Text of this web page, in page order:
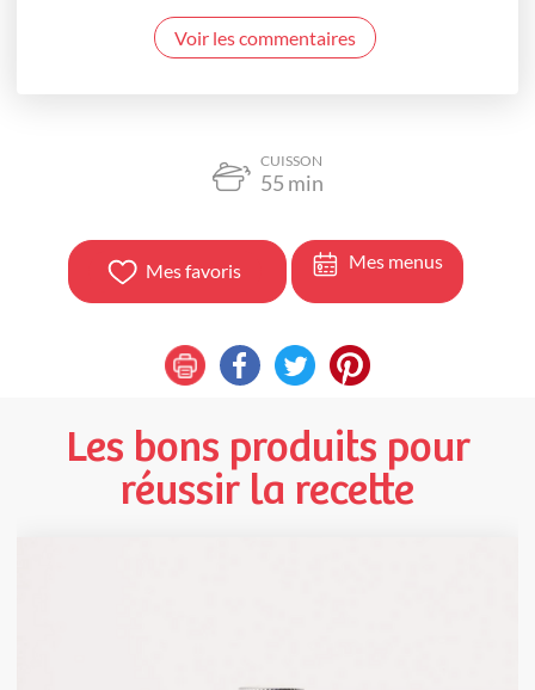
Voir les commentaires
CUISSON
55 min
Mes favoris Mes menus
Les bons produits pour
réussir la recette